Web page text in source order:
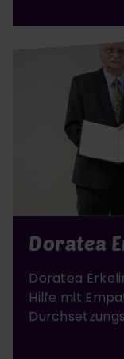
Doratea
Doratea
Hilfe mit